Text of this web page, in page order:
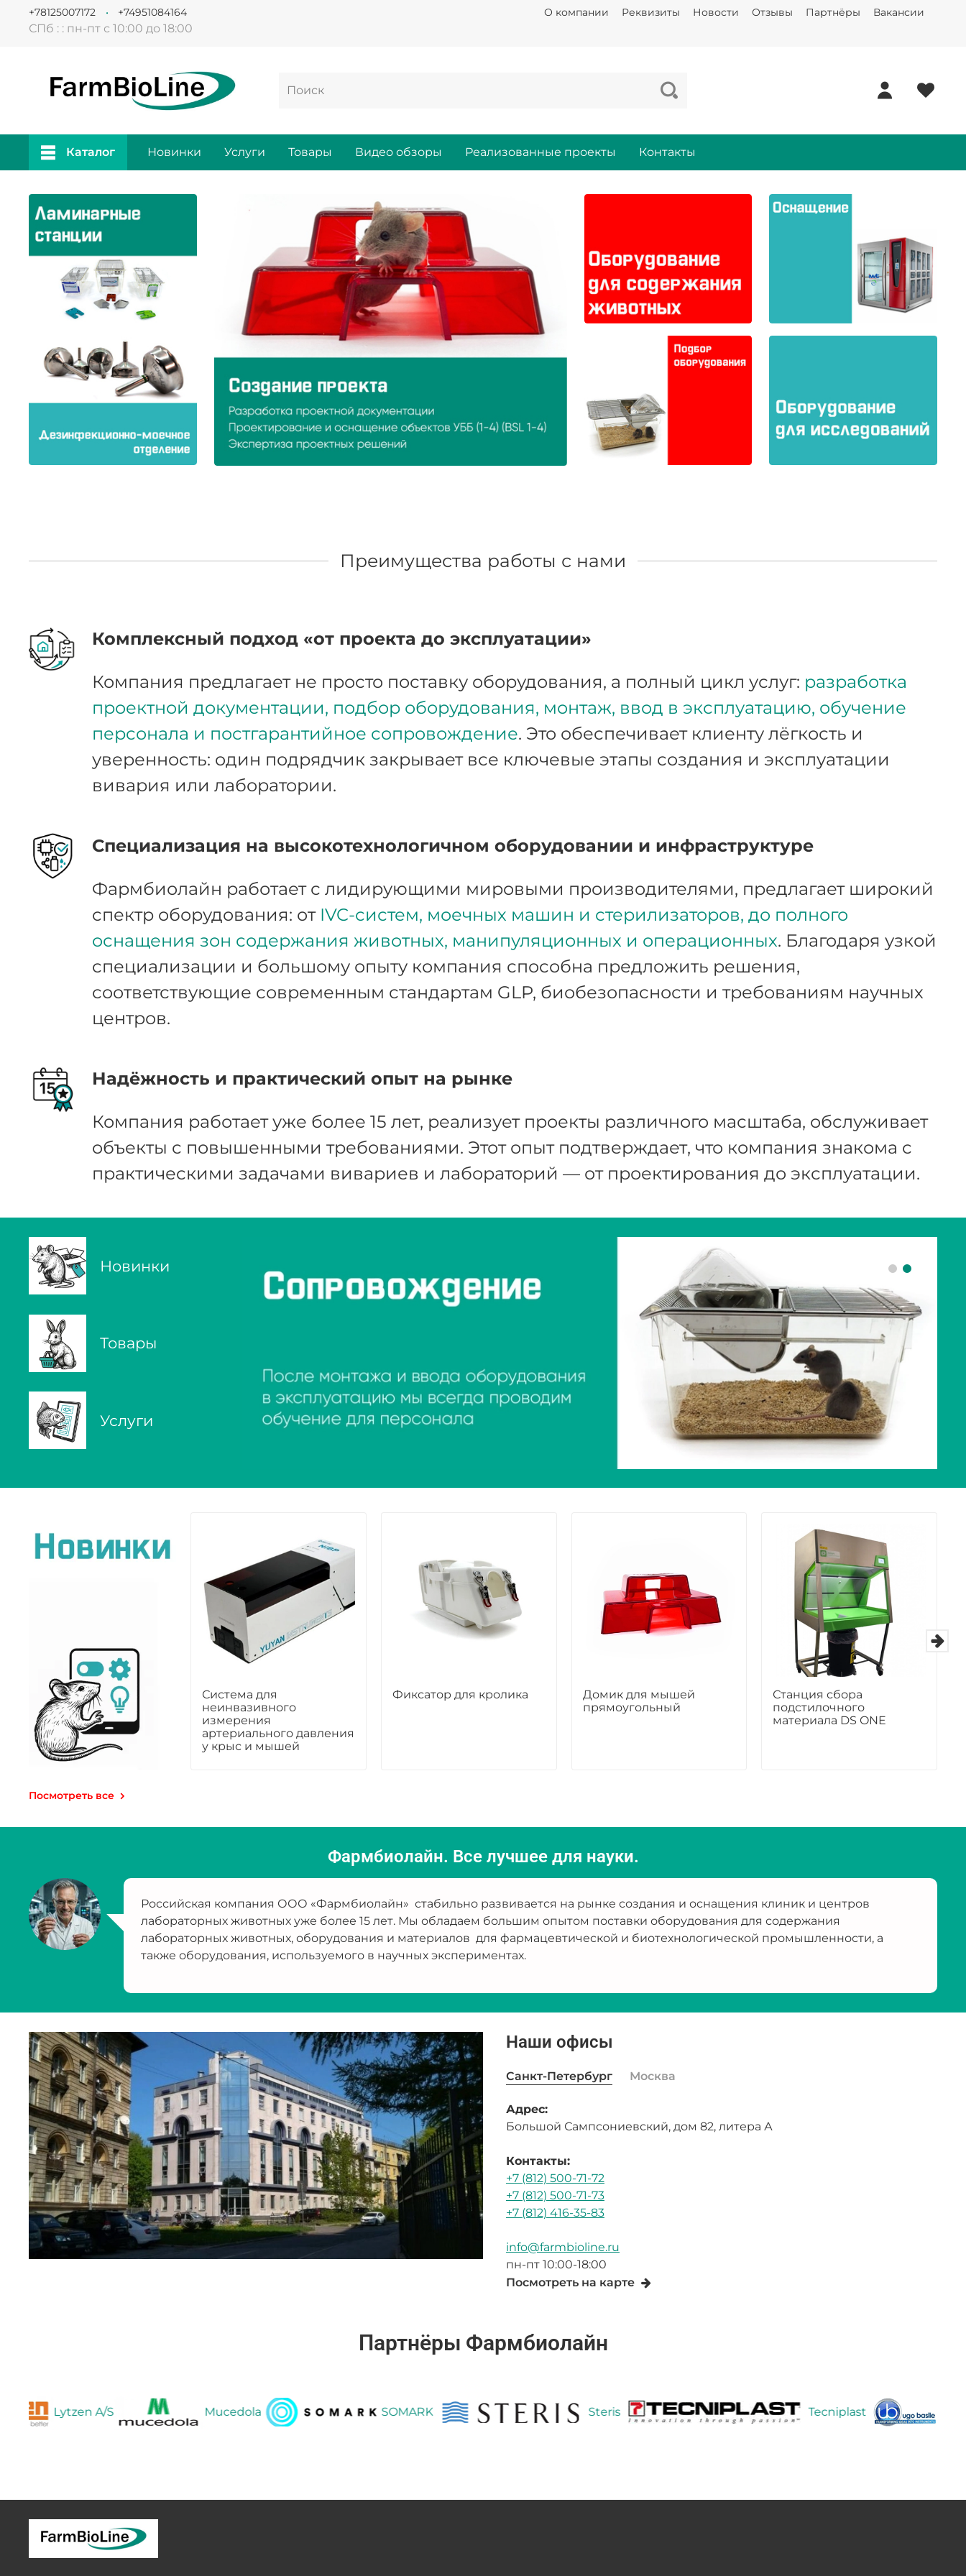
О компании Реквизиты Новости Отзывы Партнёры Вакансии
СПб : : пн-пт с 10:00 до 18:00
+78125007172 +74951084164
Каталог Новинки Услуги Товары Видео обзоры Реализованные проекты Контакты
Преимущества работы с нами
Комплексный подход «от проекта до эксплуатации»
Компания предлагает не просто поставку оборудования, а полный цикл услуг: разработка
проектной документации, подбор оборудования, монтаж, ввод в эксплуатацию, обучение
персонала и постгарантийное сопровождение. Это обеспечивает клиенту лёгкость и
уверенность: один подрядчик закрывает все ключевые этапы создания и эксплуатации
вивария или лаборатории.
Специализация на высокотехнологичном оборудовании и инфраструктуре
Фармбиолайн работает с лидирующими мировыми производителями, предлагает широкий
спектр оборудования: от IVC-систем, моечных машин и стерилизаторов, до полного
оснащения зон содержания животных, манипуляционных и операционных. Благодаря узкой
специализации и большому опыту компания способна предложить решения,
соответствующие современным стандартам GLP, биобезопасности и требованиям научных
центров.
Надёжность и практический опыт на рынке
Компания работает уже более 15 лет, реализует проекты различного масштаба, обслуживает
объекты с повышенными требованиями. Этот опыт подтверждает, что компания знакома с
практическими задачами вивариев и лабораторий — от проектирования до эксплуатации.
Новинки
Товары
Услуги
Посмотреть все
Система для
неинвазивного
измерения
артериального давления
у крыс и мышей
Фиксатор для кролика
Домик для мышей
прямоугольный
Станция сбора
подстилочного
материала DS ONE
Фармбиолайн. Все лучшее для науки.
Российская компания ООО «Фармбиолайн» стабильно развивается на рынке создания и оснащения клиник и центров
лабораторных животных уже более 15 лет. Мы обладаем большим опытом поставки оборудования для содержания
лабораторных животных, оборудования и материалов для фармацевтической и биотехнологической промышленности, а
также оборудования, используемого в научных экспериментах.
Наши офисы
Санкт-Петербург Москва
Адрес:
Большой Сампсониевский, дом 82, литера А
Контакты:
+7 (812) 500-71-72
+7 (812) 500-71-73
+7 (812) 416-35-83
info@farmbioline.ru
пн-пт 10:00-18:00
Посмотреть на карте
Партнёры Фармбиолайн
Lytzen A/S Mucedola SOMARK Steris Tecniplast Ugo